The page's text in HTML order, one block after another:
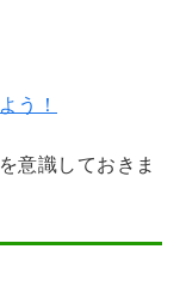
う！
意識しておきま